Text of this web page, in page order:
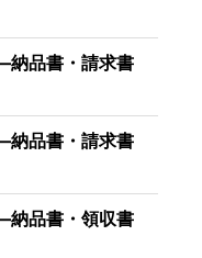
品書・請求書
品書・請求書
品書・領収書